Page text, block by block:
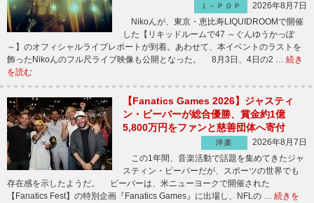
Ｊ－ＰＯＰ
2026年8月7日
Nikoんが、東京・恵比寿LIQUIDROOMで開催
した【リキッドルームで47 ～ぐんゆうかっぽ
～】のオフィシャルライブレポートが到着。あわせて、本イベントのラストを
飾ったNikoんのフル尺ライブ映像も公開となった。 8月3日、4日の2 … 続き
を読む
【Fanatics Games 2026】ジャスティ
ン・ビーバーが総合優勝、賞金約1億
5,800万円をファンと慈善団体へ寄付
洋楽
2026年8月7日
この1年間、音楽活動で話題を集めてきたジャ
スティン・ビーバーだが、スポーツの世界でも
存在感を示したようだ。 ビーバーは、米ニューヨークで開催された
【Fanatics Fest】の特別企画『Fanatics Games』に出場し、NFLの … 続きを